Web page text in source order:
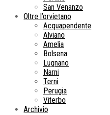
San Venanzo
Oltre l’orvietano
Acquapendente
Alviano
Amelia
Bolsena
Lugnano
Narni
Terni
Perugia
Viterbo
Archivio